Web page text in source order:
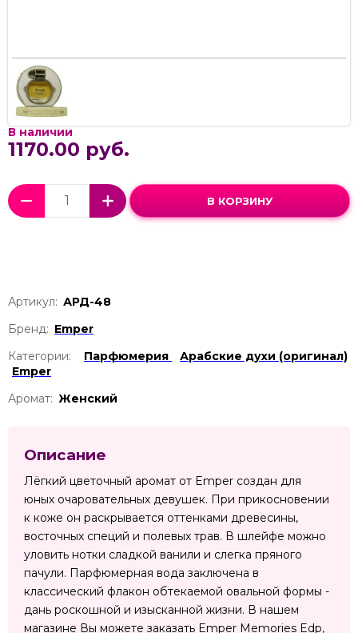
В наличии
1170.00 руб.
В КОРЗИНУ
Артикул: АРД-48
Бренд: Emper
Категории:
Парфюмерия
Арабские духи (оригинал)
Emper
Аромат: Женский
Описание
Лёгкий цветочный аромат от Emper создан для
юных очаровательных девушек. При прикосновении
к коже он раскрывается оттенками древесины,
восточных специй и полевых трав. В шлейфе можно
уловить нотки сладкой ванили и слегка пряного
пачули. Парфюмерная вода заключена в
классический флакон обтекаемой овальной формы -
дань роскошной и изысканной жизни. В нашем
магазине Вы можете заказать Emper Memories Edp,